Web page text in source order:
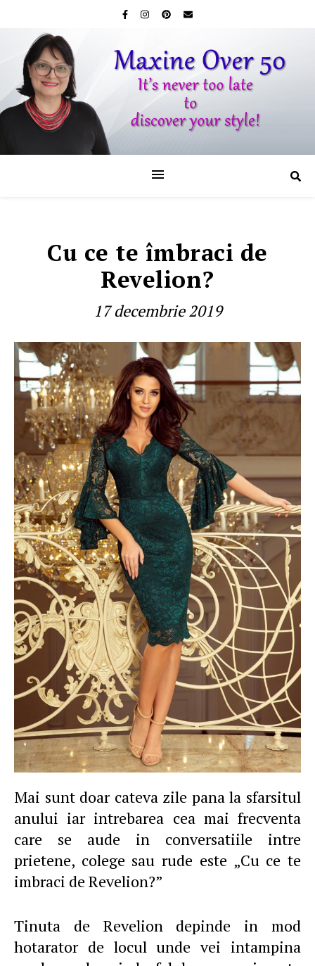
Cu ce te îmbraci de
Revelion?
17 decembrie 2019
Mai sunt doar cateva zile pana la sfarsitul
anului iar intrebarea cea mai frecventa
care se aude in conversatiile intre
prietene, colege sau rude este „Cu ce te
imbraci de Revelion?”
Tinuta de Revelion depinde in mod
hotarator de locul unde vei intampina